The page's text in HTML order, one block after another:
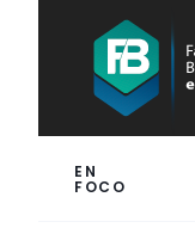
EN
FOCO